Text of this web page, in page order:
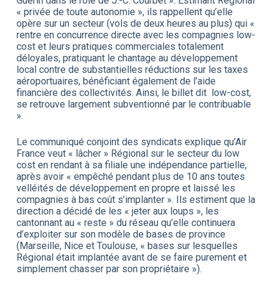
« privée de toute autonomie », ils rappellent qu’elle
opère sur un secteur (vols de deux heures au plus) qui «
rentre en concurrence directe avec les compagnies low-
cost et leurs pratiques commerciales totalement
déloyales, pratiquant le chantage au développement
local contre de substantielles réductions sur les taxes
aéroportuaires, bénéficiant également de l’aide
financière des collectivités. Ainsi, le billet dit low-cost,
se retrouve largement subventionné par le contribuable
».
Le communiqué conjoint des syndicats explique qu’Air
France veut « lâcher » Régional sur le secteur du low
cost en rendant à sa filiale une indépendance partielle,
après avoir « empêché pendant plus de 10 ans toutes
velléités de développement en propre et laissé les
compagnies à bas coût s’implanter ». Ils estiment que la
direction a décidé de les « jeter aux loups », les
cantonnant au « reste » du réseau qu’elle continuera
d’exploiter sur son modèle de bases de province
(Marseille, Nice et Toulouse, « bases sur lesquelles
Régional était implantée avant de se faire purement et
simplement chasser par son propriétaire »).